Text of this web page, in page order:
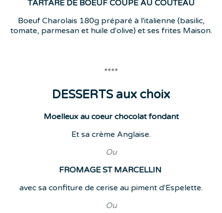
TARTARE DE BOEUF COUPE AU COUTEAU
Boeuf Charolais 180g préparé à l'italienne (basilic,
tomate, parmesan et huile d'olive) et ses frites Maison.
****
DESSERTS aux choix
Moelleux au coeur chocolat fondant
Et sa crème Anglaise.
Ou
FROMAGE ST MARCELLIN
avec sa confiture de cerise au piment d'Espelette.
Ou